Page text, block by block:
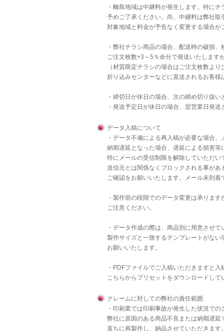
・離島地域は中継料が発生します。特に
予めご了承ください。尚、中継料は弊社
対象地域と料金が予告なく変更する場合が
・弊社チラシ商品の場合、配送時の破損
ご注文枚数+3～5％余分で発送いたします
（材質限定チラシの場合はご注文枚数よ
折り込みセンターなどに直送されるお客
・締切日が休日の場合、次の締め切り扱
・発送予定日が休日の場合、翌営業日発
データ入稿について
・データ不備による再入稿が必要な場合
納期遅延となった場合、遅延による損害
特にメールの受信制限を解除していただ
送信元とは関係なくブロックされる事が
ご確認をお願いいたします。メール未到
・製作前の段階でのデータ変更は承りま
ご注意ください。
・データ作成の際は、商品別に用意させ
製作サイズと一致するテンプレートがない
お願いいたします。
・PDFファイルでご入稿いただきますと
こちらからプリセットをダウンロードし
クレームに対しての弊社の責任範囲
・印刷業では印刷事故が発生した状況で
弊社に原因のある商品不良または納期遅
直ちに再製作し、納品させていただきま